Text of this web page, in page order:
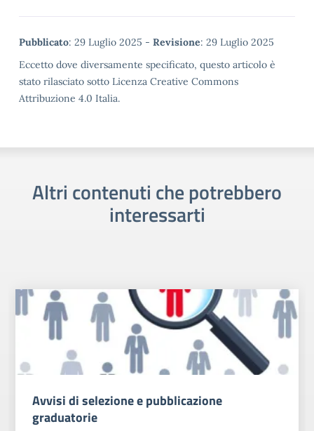
Metadata
Pubblicato: 29 Luglio 2025 - Revisione: 29 Luglio 2025
Eccetto dove diversamente specificato, questo articolo è
stato rilasciato sotto Licenza Creative Commons
Attribuzione 4.0 Italia.
Altri contenuti che potrebbero
interessarti
Avvisi di selezione e pubblicazione
graduatorie